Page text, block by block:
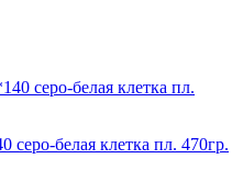
белая клетка пл. 470гр.